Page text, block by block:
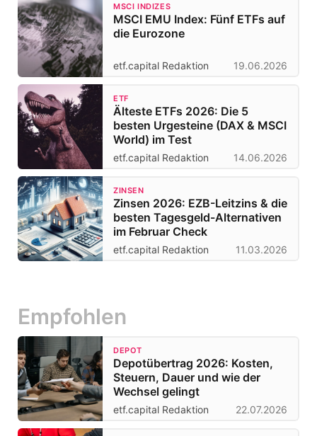
MSCI INDIZES
MSCI EMU Index: Fünf ETFs auf
die Eurozone
etf.capital Redaktion 19.06.2026
ETF
Älteste ETFs 2026: Die 5
besten Urgesteine (DAX & MSCI
World) im Test
etf.capital Redaktion 14.06.2026
ZINSEN
Zinsen 2026: EZB-Leitzins & die
besten Tagesgeld-Alternativen
im Februar Check
etf.capital Redaktion 11.03.2026
Empfohlen
DEPOT
Depotübertrag 2026: Kosten,
Steuern, Dauer und wie der
Wechsel gelingt
etf.capital Redaktion 22.07.2026